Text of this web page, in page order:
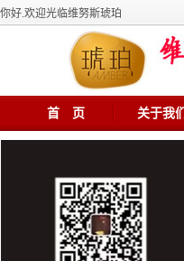
你好.欢迎光临维努斯琥珀
首 页 关于我们